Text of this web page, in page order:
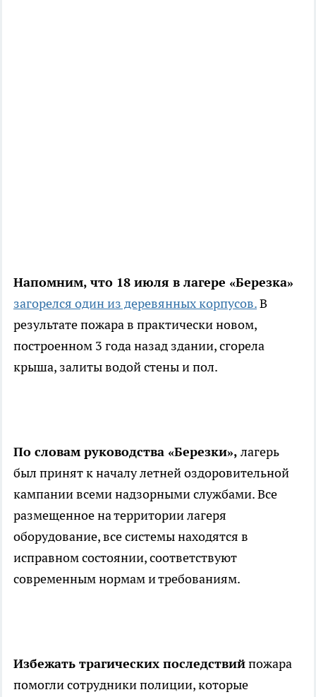
Напомним, что 18 июля в лагере «Березка»
загорелся один из деревянных корпусов.В
результате пожара в практически новом,
построенном 3 года назад здании, сгорела
крыша, залиты водой стены и пол.
По словам руководства «Березки», лагерь
был принят к началу летней оздоровительной
кампании всеми надзорными службами. Все
размещенное на территории лагеря
оборудование, все системы находятся в
исправном состоянии, соответствуют
современным нормам и требованиям.
Избежать трагических последствийпожара
помогли сотрудники полиции, которые